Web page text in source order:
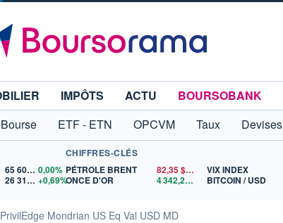
IMPÔTS ACTU
BOURSOBANK
ETF - ETN OPCVM Taux Devises
65 606,71 0,00%
26 319,45 +0,69%
CHIFFRES-CLÉS
PÉTROLE BRENT
82,35$US
ONCE D'OR
4 342,26$US
VIX INDEX
BITCOIN / USD
Mondrian US Eq Val USD MD